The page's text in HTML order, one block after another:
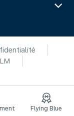
Flying Blue